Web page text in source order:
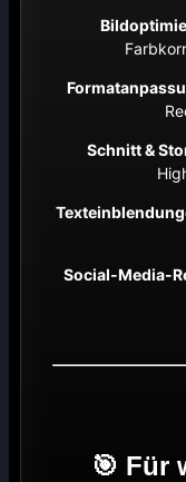
Schnitt &
Social-Media-
🎯 Für